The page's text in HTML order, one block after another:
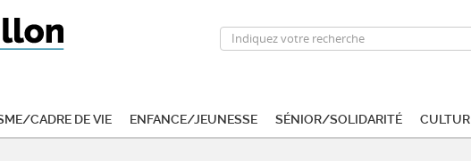
Cadre de vie Enfance/Jeunesse Sénior/Solidarité